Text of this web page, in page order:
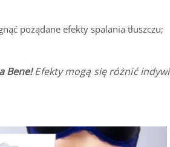
pożądane efekty spalania tłuszczu;
Bene!Efekty mogą się różnić